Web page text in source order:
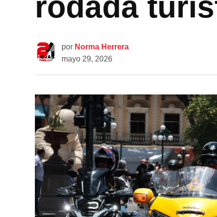
por Norma Herrera
mayo 29, 2026